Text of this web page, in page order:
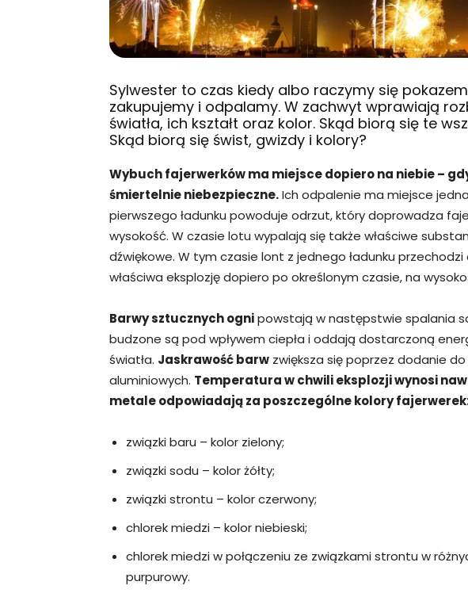
Sylwester to czas kiedy albo raczymy się
zakupujemy i odpalamy. W zachwyt wprawiają
światła, ich kształt oraz kolor. Skąd biorą się te
Skąd biorą się świst, gwizdy i kolory?
Wybuch fajerwerków ma miejsce dopiero na niebie –
śmiertelnie niebezpieczne.Ich odpalenie ma miejsce
pierwszego ładunku powoduje odrzut, który doprowadza
wysokość. W czasie lotu wypalają się także właściwe
dźwiękowe. W tym czasie lont z jednego ładunku
właściwa eksplozję dopiero po określonym czasie, na
Barwy sztucznych ognipowstają w następstwie spalania
budzone są pod wpływem ciepła i oddają dostarczoną
światła. Jaskrawość barw zwiększa się poprzez dodanie
aluminiowych. Temperatura w chwili eksplozji wynosi
metale odpowiadają za poszczególne kolory
związki baru – kolor zielony;
związki sodu – kolor żółty;
związki strontu – kolor czerwony;
chlorek miedzi – kolor niebieski;
chlorek miedzi w połączeniu ze związkami strontu w
purpurowy.